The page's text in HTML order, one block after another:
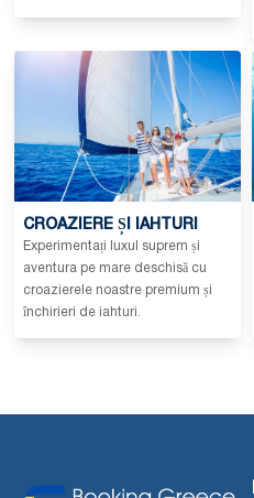
CROAZIERE ȘI IAHTURI
Experimentați luxul suprem și
aventura pe mare deschisă cu
croazierele noastre premium și
închirieri de iahturi.